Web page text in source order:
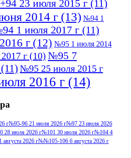
23 июля 2015 г (11)
2014 г (13) №94 1
1 июля 2017 г (11)
г (12) №95 1 июля 2014
г (10) №95 7
(11)№95 25 июля 2015 г
2016 г (14)
№96 9 августа 2012
2015 г(9) №96+97 3
№96+97 30 июля
г№95-96 21 июля 2026 г№97 23 июля 2026
28 июля 2026 г№101 30 июля 2026 г№104 4
2026 г№№105-106 6 августа 2026 г